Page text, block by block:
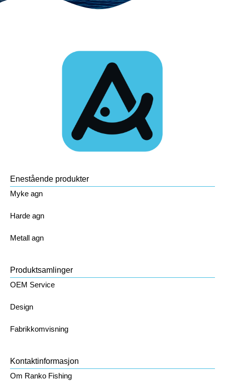
Enestående produkter
Myke agn
Harde agn
Metall agn
Produktsamlinger
OEM Service
Design
Fabrikkomvisning
Kontaktinformasjon
Om Ranko Fishing